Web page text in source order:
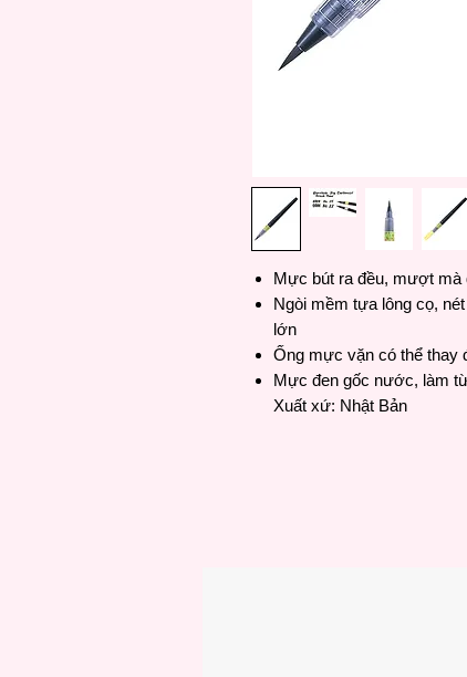
Mực bút ra đều, mượt mà
Ngòi mềm tựa lông cọ,
lớn
Ống mực vặn có thể thay
Mực đen gốc nước, làm
Xuất xứ: Nhật Bản